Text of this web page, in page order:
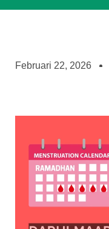
Februari 22, 2026